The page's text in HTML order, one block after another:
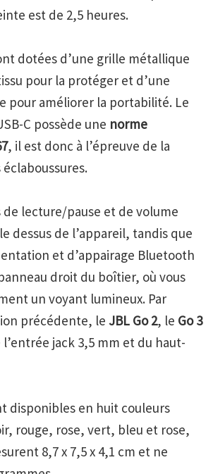
est de 2,5 heures.
dotées d’une grille métallique
pour la protéger et d’une
pour améliorer la portabilité. Le
C possède une norme
, il est donc à l’épreuve de la
de lecture/pause et de volume
dessus de l’appareil, tandis que
et d’appairage Bluetooth
droit du boîtier, où vous
un voyant lumineux. Par
précédente, le JBL Go 2, le Go 3
jack 3,5 mm et du haut-
disponibles en huit couleurs
rouge, rose, vert, bleu et rose,
8,7 x 7,5 x 4,1 cm et ne